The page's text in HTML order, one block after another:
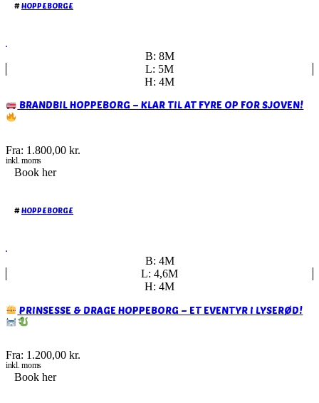
#HOPPEBORGE
B: 8M
L: 5M
H: 4M
BRANDBIL HOPPEBORG – KLAR TIL AT FYRE OP FOR SJOVEN!
Fra: 1.800,00 kr.
inkl. moms
Book her
#HOPPEBORGE
B: 4M
L: 4,6M
H: 4M
PRINSESSE & DRAGE HOPPEBORG – ET EVENTYR I LYSERØD!
Fra: 1.200,00 kr.
inkl. moms
Book her